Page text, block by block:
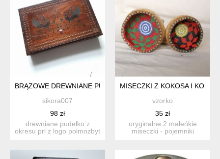
BRĄZOWE DREWNIANE PUDEŁKO KASETKA VINTAGE PRL
sikora007
98 zł
drewniane pudełko z
okresu prl z logo polmozbyt
MISECZKI Z KOKOSA I
vzorko
35 zł
oryginalne 2 maleńkie
miseczki - pojemniki